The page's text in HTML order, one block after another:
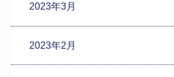
2023年3月
2023年2月